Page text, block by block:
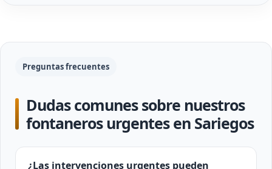
Preguntas frecuentes
Dudas comunes sobre nuestros
fontaneros urgentes en Sariegos
¿Las intervenciones urgentes pueden